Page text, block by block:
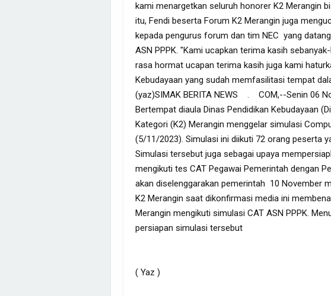
kami menargetkan seluruh honorer K2 Merangin
itu, Fendi beserta Forum K2 Merangin juga
kepada pengurus forum dan tim NEC yang
ASN PPPK. "Kami ucapkan terima kasih
rasa hormat ucapan terima kasih juga kami
Kebudayaan yang sudah memfasilitasi tempat
(yaz)SIMAK BERITA NEWS . COM,--Senin 06
Bertempat diaula Dinas Pendidikan Kebudayaan
Kategori (K2) Merangin menggelar simulasi
(5/11/2023). Simulasi ini diikuti 72 orang peserta
Simulasi tersebut juga sebagai upaya
mengikuti tes CAT Pegawai Pemerintah dengan
akan diselenggarakan pemerintah 10 November
K2 Merangin saat dikonfirmasi media ini
Merangin mengikuti simulasi CAT ASN PPPK.
persiapan simulasi tersebut
( Yaz )